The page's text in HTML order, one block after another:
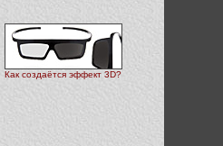
Как создаётся эффект 3D?